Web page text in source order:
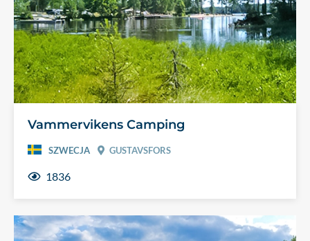
Vammervikens Camping
SZWECJA GUSTAVSFORS
1836